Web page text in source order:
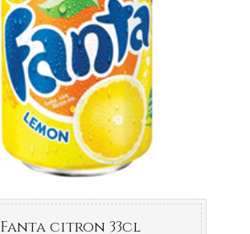
Fanta citron 33cl